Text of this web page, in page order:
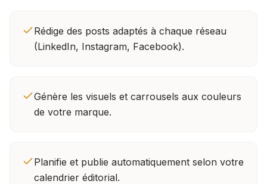
Rédige des posts adaptés à chaque réseau
(LinkedIn, Instagram, Facebook).
Génère les visuels et carrousels aux couleurs
de votre marque.
Planifie et publie automatiquement selon votre
calendrier éditorial.